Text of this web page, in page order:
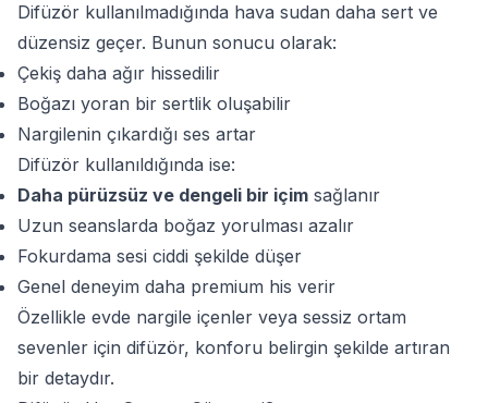
Difüzör kullanılmadığında hava sudan daha sert ve
düzensiz geçer. Bunun sonucu olarak:
Çekiş daha ağır hissedilir
Boğazı yoran bir sertlik oluşabilir
Nargilenin çıkardığı ses artar
Difüzör kullanıldığında ise:
Daha pürüzsüz ve dengeli bir içim sağlanır
Uzun seanslarda boğaz yorulması azalır
Fokurdama sesi ciddi şekilde düşer
Genel deneyim daha premium his verir
Özellikle evde nargile içenler veya sessiz ortam
sevenler için difüzör, konforu belirgin şekilde artıran
bir detaydır.